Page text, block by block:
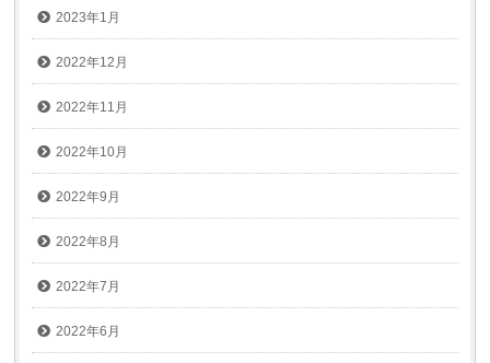
2023年1月
2022年12月
2022年11月
2022年10月
2022年9月
2022年8月
2022年7月
2022年6月